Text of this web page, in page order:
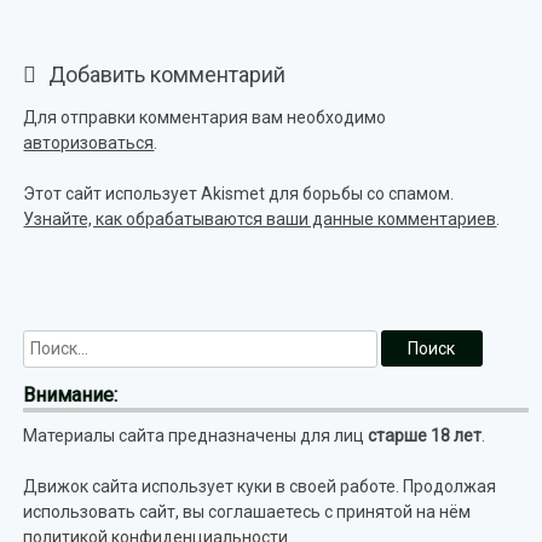
Добавить комментарий
Для отправки комментария вам необходимо
авторизоваться
Этот сайт использует Akismet для борьбы со спамом.
Узнайте, как обрабатываются ваши данные комментариев
Внимание:
Материалы сайта предназначены для лицстарше 18 лет
Движок сайта использует куки в своей работе. Продолжая
использовать сайт, вы соглашаетесь с принятой на нём
политикой конфиденциальности